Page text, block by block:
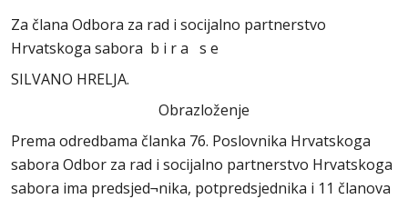
Za člana Odbora za rad i socijalno partnerstvo
Hrvatskoga sabora b i r a s e
SILVANO HRELJA.
Obrazloženje
Prema odredbama članka 76. Poslovnika Hrvatskoga
sabora Odbor za rad i socijalno partnerstvo Hrvatskoga
sabora ima predsjed¬nika, potpredsjednika i 11 članova